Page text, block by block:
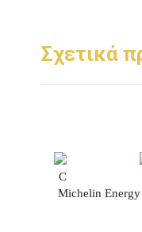
Σχετικά
C
Michelin